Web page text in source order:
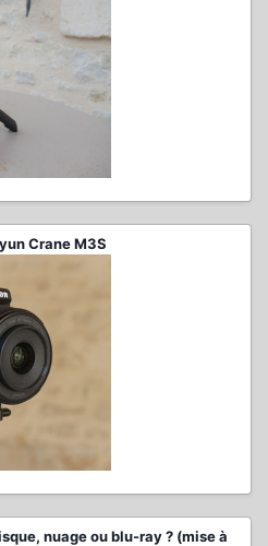
Crane M3S
nuage ou blu-ray ? (mise à